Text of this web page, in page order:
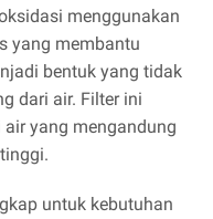
menggunakan
yang membantu
bentuk yang tidak
dari air. Filter ini
yang mengandung
untuk kebutuhan